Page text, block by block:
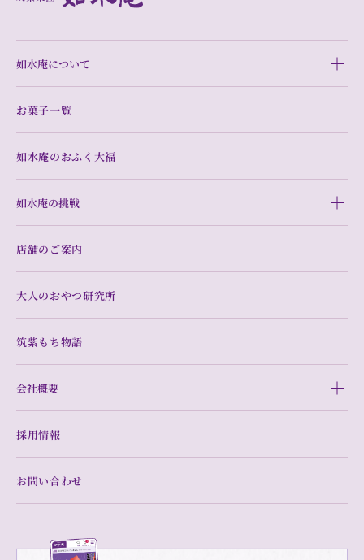
如水庵について
お菓子一覧
如水庵のおふく大福
如水庵の挑戦
店舗のご案内
大人のおやつ研究所
筑紫もち物語
会社概要
採用情報
お問い合わせ